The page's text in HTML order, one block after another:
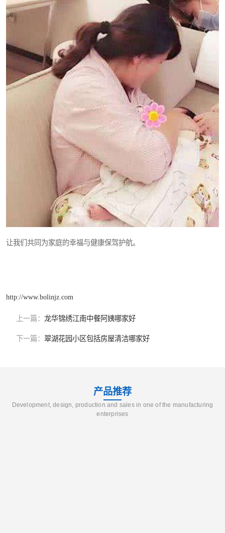
让我们共同为家庭的幸福与健康保驾护航。
http://www.bolinjz.com
上一篇： 龙华锦绣江南中餐阿姨哪家好
下一篇： 翠湖花园小区包括房屋清洁哪家好
产品推荐
Development, design, production and sales in one of the manufacturing
enterprises